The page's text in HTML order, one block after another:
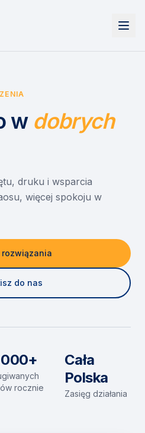
w dobrych
druku i wsparcia
więcej spokoju w
rozwiązania
do nas
rocznie
Cała
Polska
Zasięg działania